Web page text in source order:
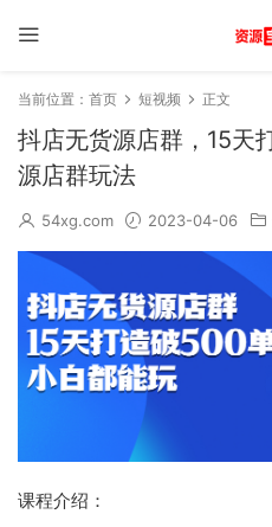
当前位置： 首页 短视频 正文
抖店无货源店群，15天
源店群玩法
54xg.com 2023-04-06
课程介绍：